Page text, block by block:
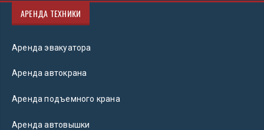
АРЕНДА ТЕХНИКИ
Аренда эвакуатора
Аренда автокрана
Аренда подъемного крана
Аренда автовышки